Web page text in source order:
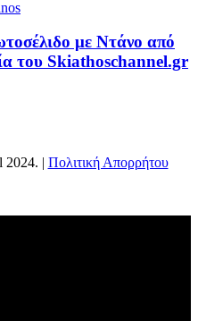
με Ντάνο από
του Skiathoschannel.gr
2024. | Πολιτική Απορρήτου